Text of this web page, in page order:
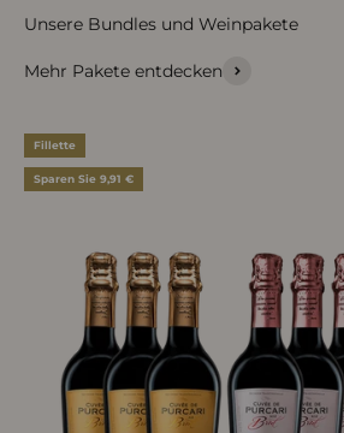
Mehr Pakete entdecken
Fillette
Sparen Sie 9,91 €